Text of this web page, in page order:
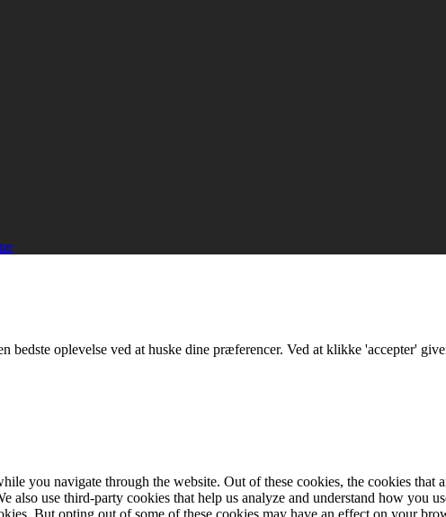
bedste oplevelse ved at huske dine præferencer. Ved at klikke 'accepter'
you navigate through the website. Out of these cookies, the cookies that
also use third-party cookies that help us analyze and understand how you
But opting out of some of these cookies may have an effect on your